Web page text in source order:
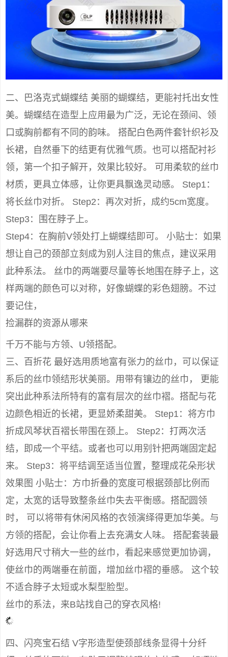
二、巴洛克式蝴蝶结 美丽的蝴蝶结，更能衬托出女性
美。蝴蝶结在造型上应用最为广泛，无论在颈间、领
口或胸前都有不同的韵味。 搭配白色两件套针织衫及
长裙，自然垂下的结更有优雅气质。也可以搭配衬衫
领，第一个扣子解开，效果比较好。 可用柔软的丝巾
材质，更具立体感，让你更具飘逸灵动感。 Step1：
将长丝巾对折。 Step2：再次对折，成约5cm宽度。
Step3：围在脖子上。
Step4：在胸前V领处打上蝴蝶结即可。 小贴士：如果
想让自己的颈部立刻成为别人注目的焦点，建议采用
此种系法。 丝巾的两端要尽量等长地围在脖子上，这
样两端的颜色可以对称，好像蝴蝶的彩色翅膀。不过
要记住，
捡漏群的资源从哪来
千万不能与方领、U领搭配。
三、百折花 最好选用质地富有张力的丝巾，可以保证
系后的丝巾领结形状美丽。用带有镶边的丝巾， 更能
突出此种系法所特有的富有层次的丝巾褶。搭配与花
边颜色相近的长裙，更显娇柔甜美。 Step1：将方巾
折成风琴状百褶长带围在颈上。 Step2：打两次活
结，即成一个平结。或者也可以用别针把两端固定起
来。 Step3：将平结调至适当位置，整理成花朵形状
效果图 小贴士：方巾折叠的宽度可根据颈部比例而
定，太宽的话导致整条丝巾失去平衡感。搭配圆领
时， 可以将带有休闲风格的衣领演绎得更加华美。与
方领的搭配，会让你看上去充满女人味。 搭配套装最
好选用尺寸稍大一些的丝巾，看起来感觉更加协调，
使丝巾的两端垂在前面，增加丝巾褶的垂感。 这个较
不适合脖子太短或水梨型脸型。
丝巾的系法，来B站找自己的穿衣风格!
四、闪亮宝石结 V字形造型使颈部线条显得十分纤